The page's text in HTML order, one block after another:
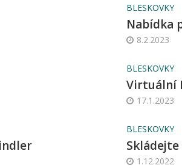
BLESKOVKY
Nabídka
8.2.2023
BLESKOVKY
Virtuální
17.1.2023
BLESKOVKY
Skládejte
1.12.2022